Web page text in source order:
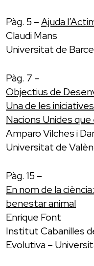
Pàg. 5 –Ajuda
Claudi Mans
Universitat de
Pàg. 7 –
Objectius de
Una de les
Nacions Unides
Amparo Vilches i
Universitat de
Pàg. 15 –
En nom de la
benestar animal
Enrique Font
Institut Cabanilles
Evolutiva –